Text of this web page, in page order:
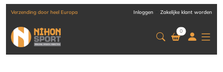
Verzending door heel Europa Inloggen Zakelijke klant worden
0